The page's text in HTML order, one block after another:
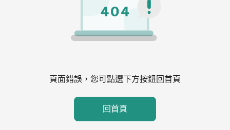
頁面錯誤，您可點選下方按鈕回首頁
回首頁